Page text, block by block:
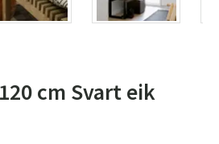
cm Svart eik